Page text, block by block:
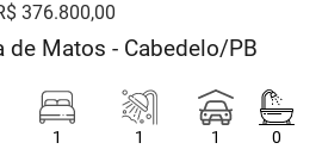
376.800,00
de Matos - Cabedelo/PB
1
1
1
0